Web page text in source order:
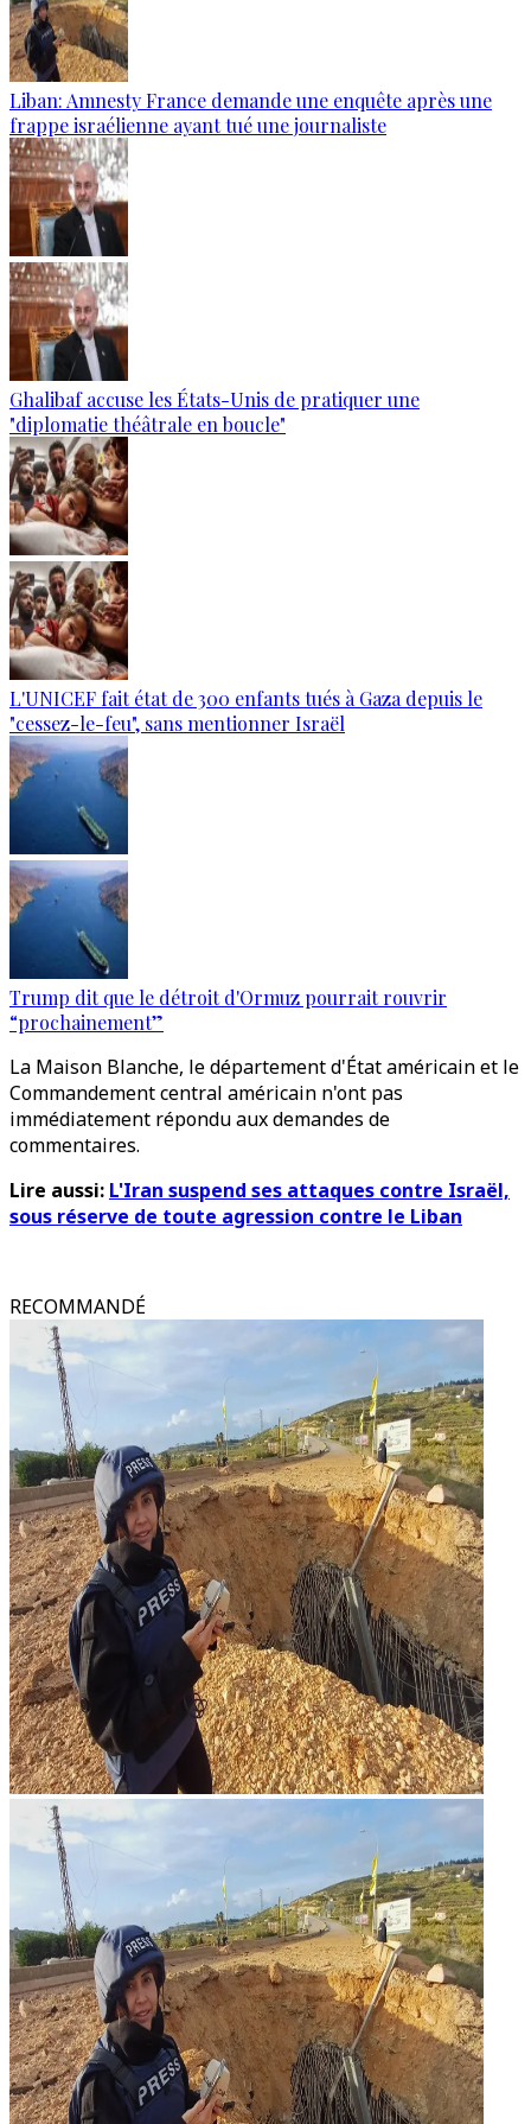
Liban: Amnesty France demande une enquête après une
frappe israélienne ayant tué une journaliste
Ghalibaf accuse les États-Unis de pratiquer une
"diplomatie théâtrale en boucle"
L'UNICEF fait état de 300 enfants tués à Gaza depuis le
"cessez-le-feu", sans mentionner Israël
Trump dit que le détroit d'Ormuz pourrait rouvrir
“prochainement”
La Maison Blanche, le département d'État américain et le
Commandement central américain n'ont pas
immédiatement répondu aux demandes de
commentaires.
Lire aussi: L'Iran suspend ses attaques contre Israël,
sous réserve de toute agression contre le Liban
RECOMMANDÉ